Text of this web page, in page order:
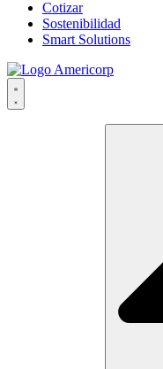
Cotizar
Sostenibilidad
Smart Solutions